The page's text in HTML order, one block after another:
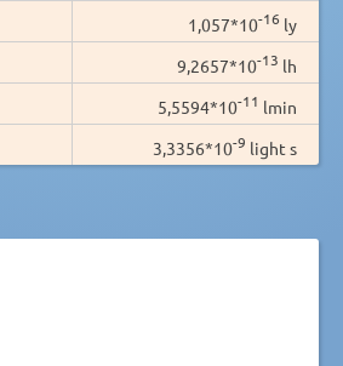
1,057*10-16 ly
9,2657*10-13 lh
5,5594*10-11 lmin
3,3356*10-9 light s